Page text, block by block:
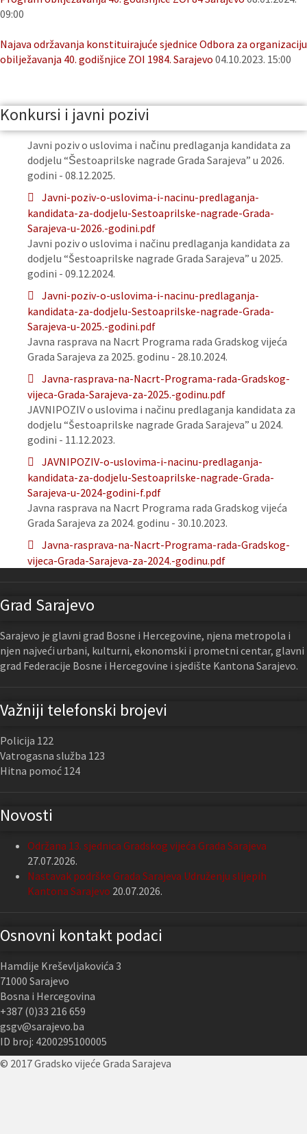
09:00
Najava održavanja konstituirajuće sjednice Odbora za organizaciju
obilježavanja 40. godišnjice ZOI 1984. Sarajevo 04.10.2023. 15:00
Konkursi i javni pozivi
Javni poziv o uslovima i načinu predlaganja kandidata za
dodjelu “Šestoaprilske nagrade Grada Sarajeva” u 2026.
godini - 08.12.2025.
Javni-poziv-o-uslovima-i-nacinu-predlaganja-
kandidata-za-dodjelu-Sestoaprilske-nagrade-Grada-
Sarajeva-u-2026.-godini.pdf
Javni poziv o uslovima i načinu predlaganja kandidata za
dodjelu “Šestoaprilske nagrade Grada Sarajeva” u 2025.
godini - 09.12.2024.
Javni-poziv-o-uslovima-i-nacinu-predlaganja-
kandidata-za-dodjelu-Sestoaprilske-nagrade-Grada-
Sarajeva-u-2025.-godini.pdf
Javna rasprava na Nacrt Programa rada Gradskog vijeća
Grada Sarajeva za 2025. godinu - 28.10.2024.
Javna-rasprava-na-Nacrt-Programa-rada-Gradskog-
vijeca-Grada-Sarajeva-za-2025.-godinu.pdf
JAVNIPOZIV o uslovima i načinu predlaganja kandidata za
dodjelu “Šestoaprilske nagrade Grada Sarajeva” u 2024.
godini - 11.12.2023.
JAVNIPOZIV-o-uslovima-i-nacinu-predlaganja-
kandidata-za-dodjelu-Sestoaprilske-nagrade-Grada-
Sarajeva-u-2024-godini-f.pdf
Javna rasprava na Nacrt Programa rada Gradskog vijeća
Grada Sarajeva za 2024. godinu - 30.10.2023.
Javna-rasprava-na-Nacrt-Programa-rada-Gradskog-
vijeca-Grada-Sarajeva-za-2024.-godinu.pdf
Grad Sarajevo
Sarajevo je glavni grad Bosne i Hercegovine, njena metropola i
njen najveći urbani, kulturni, ekonomski i prometni centar, glavni
grad Federacije Bosne i Hercegovine i sjedište Kantona Sarajevo.
Važniji telefonski brojevi
Policija 122
Vatrogasna služba 123
Hitna pomoć 124
Novosti
Održana 13. sjednica Gradskog vijeća Grada Sarajeva
27.07.2026.
Nastavak podrške Grada Sarajeva Udruženju slijepih
Kantona Sarajevo 20.07.2026.
Osnovni kontakt podaci
Hamdije Kreševljakovića 3
71000 Sarajevo
Bosna i Hercegovina
+387 (0)33 216 659
gsgv@sarajevo.ba
ID broj: 4200295100005
© 2017 Gradsko vijeće Grada Sarajeva